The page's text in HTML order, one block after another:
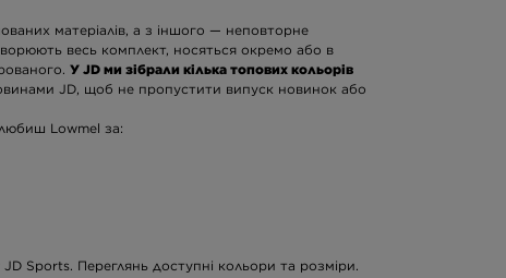
матеріалів, а з іншого — неповторне
весь комплект, носяться окремо або в
У JD ми зібрали кілька топових кольорів
JD, щоб не пропустити випуск новинок або
Lowmel за:
Sports. Переглянь доступні кольори та розміри.